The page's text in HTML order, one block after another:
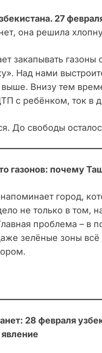
27
она решила
закапывать газоны
Над нами
Внизу тем
с ребёнком, ток в
До свободы
газонов: почему
город,
не только в том,
проблема –
зелёные зоны
28 февраля